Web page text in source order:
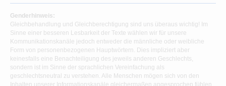
Genderhinweis:
Gleichbehandlung und Gleichberechtigung sind uns überaus wichtig! Im
Sinne einer besseren Lesbarkeit der Texte wählen wir für unsere
Kommunikationskanäle jedoch entweder die männliche oder weibliche
Form von personenbezogenen Hauptwörtern. Dies impliziert aber
keinesfalls eine Benachteiligung des jeweils anderen Geschlechts,
sondern ist im Sinne der sprachlichen Vereinfachung als
geschlechtsneutral zu verstehen. Alle Menschen mögen sich von den
Inhalten unserer Informationskanäle gleichermaßen angesprochen fühlen.